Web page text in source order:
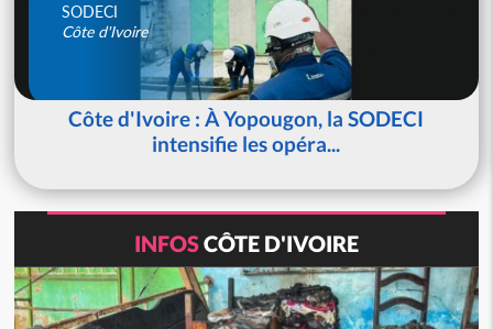
SODECI
Côte d'Ivoire
Côte d'Ivoire : À Yopougon, la SODECI
intensifie les opéra...
INFOSCÔTE D'IVOIRE